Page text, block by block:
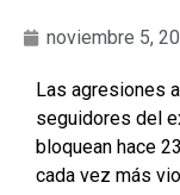
noviembre 5,
Las agresiones
seguidores del
bloquean hace
cada vez más